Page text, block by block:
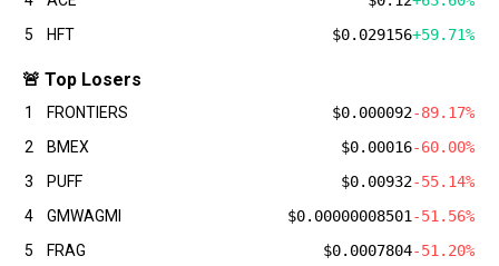
5
HFT $0.029156+59.71%
🚨 Top Losers
1 FRONTIERS $0.000092-89.17%
2
BMEX $0.00016-60.00%
3
PUFF $0.00932-55.14%
4
GMWAGMI $0.00000008501 -51.56%
5
FRAG $0.0007804-51.20%